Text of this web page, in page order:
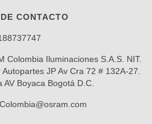
CONTACTO
Colombia Iluminaciones S.A.S. NIT.
JP Av Cra 72 # 132A-27.
AV Boyaca Bogotá D.C.